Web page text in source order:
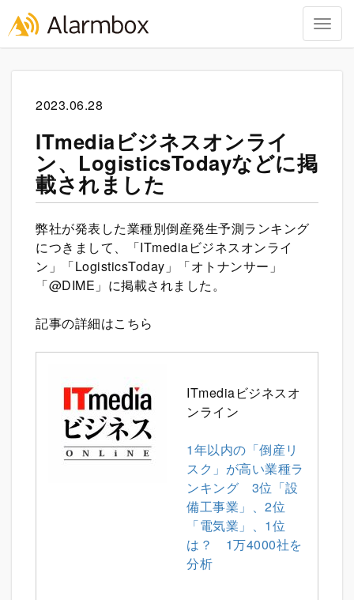
2023.06.28
ITmediaビジネスオンライ
ン、LogisticsTodayなどに掲
載されました
弊社が発表した業種別倒産発生予測ランキング
につきまして、「ITmediaビジネスオンライ
ン」「LogisticsToday」「オトナンサー」
「@DIME」に掲載されました。
記事の詳細はこちら
ITmediaビジネスオ
ンライン
1年以内の「倒産リ
スク」が高い業種ラ
ンキング 3位「設
備工事業」、2位
「電気業」、1位
は？ 1万4000社を
分析